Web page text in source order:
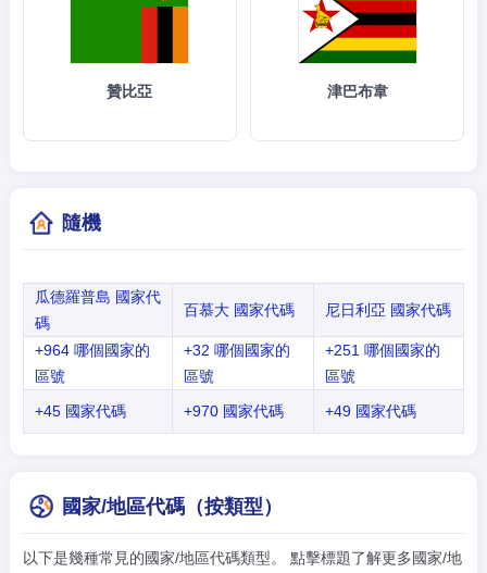
贊比亞 津巴布韋
隨機
瓜德羅普島 國家代
碼
百慕大 國家代碼 尼日利亞 國家代碼
+964 哪個國家的
區號
+32 哪個國家的
區號
+251 哪個國家的
區號
+45 國家代碼
+970 國家代碼 +49 國家代碼
國家/地區代碼（按類型）
以下是幾種常見的國家/地區代碼類型。 點擊標題了解更多國家/地